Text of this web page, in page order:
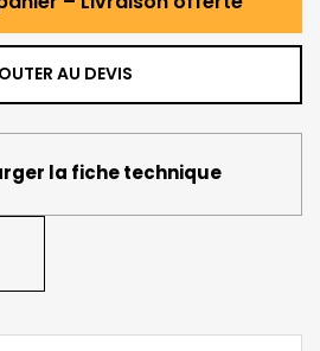
AU DEVIS
la fiche technique